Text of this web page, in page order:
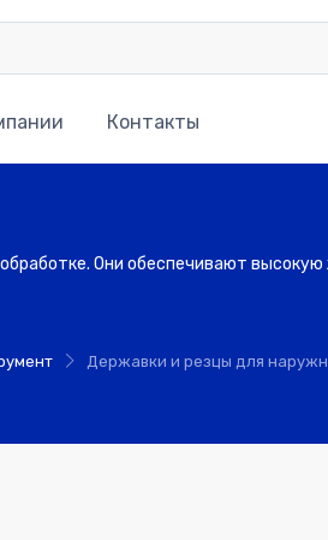
Контакты
Они обеспечивают
Державки и резцы для